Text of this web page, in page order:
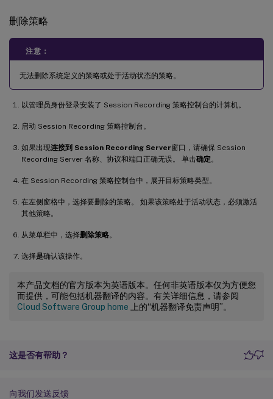
删除策略
注意：
无法删除系统定义的策略或处于活动状态的策略。
以管理员身份登录安装了 Session Recording 策略控制台的计算机。
启动 Session Recording 策略控制台。
如果出现连接到 Session Recording Server窗口，请确保 Session
Recording Server 名称、协议和端口正确无误。 单击确定 。
在 Session Recording 策略控制台中，展开目标策略类型。
在左侧窗格中，选择要删除的策略。 如果该策略处于活动状态，必须激活
其他策略。
从菜单栏中，选择删除策略。
选择是确认该操作。
本产品文档的官方版本为英语版本。任何非英语版本仅为方便您
而提供，可能包括机器翻译的内容。有关详细信息，请参阅
Cloud Software Group home 上的“机器翻译免责声明”。
这是否有帮助？
向我们发送反馈